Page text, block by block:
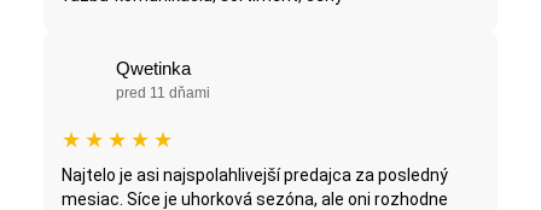
Qwetinka
pred 11 dňami
★ ★ ★ ★ ★
Najtelo je asi najspolahlivejší predajca za posledný
mesiac. Síce je uhorková sezóna, ale oni rozhodne